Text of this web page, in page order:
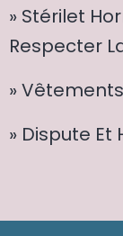
» Stérilet
Respecter
»
» Dispute Et